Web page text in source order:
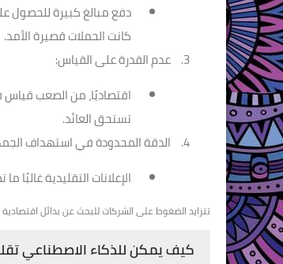
دفع مبالغ كبيرة للحصول
كانت الحملات قصيرة الأمد.
عدم القدرة على القياس:
اقتصاديًا، من الصعب قياس
تستحق العائد.
الدقة المحدودة في استهداف
الإعلانات التقليدية
تتزايد الضغوط على الشركات للبحث عن بدائل
كيف يمكن للذكاء الاصطناعي